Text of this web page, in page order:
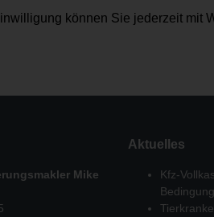
können Sie jederzeit mit
Mike
Aktuelles
Kfz-